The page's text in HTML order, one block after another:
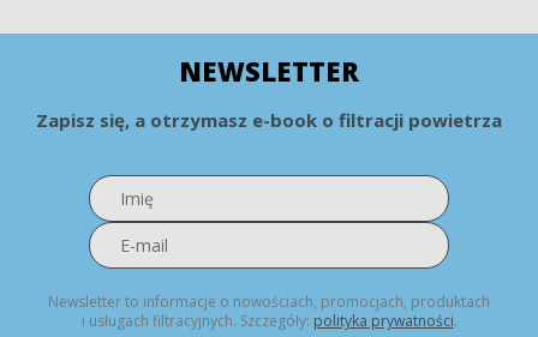
NEWSLETTER
Zapisz się, a otrzymasz e-book o filtracji powietrza
Newsletter to informacje o nowościach, promocjach, produktach
i usługach filtracyjnych. Szczegóły: polityka prywatności.